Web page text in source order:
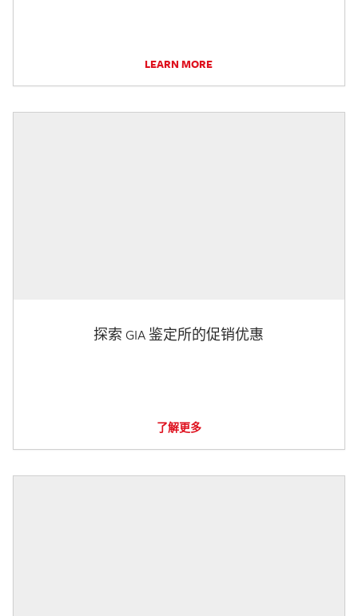
LEARN MORE
探索 GIA 鉴定所的促销优惠
了解更多